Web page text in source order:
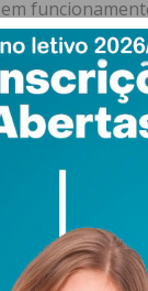
problema: a
tratar as
contou Paulo
autarquia
ao